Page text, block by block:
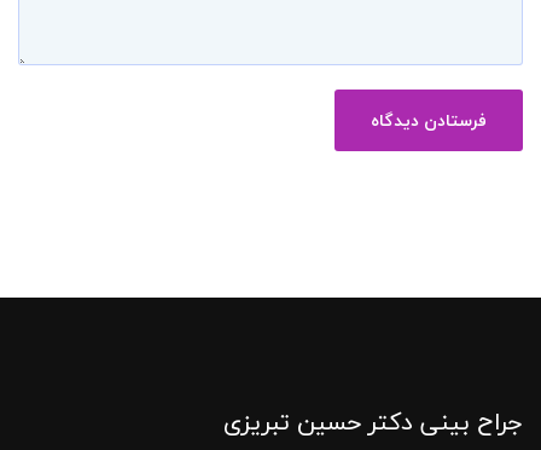
جراح بینی دکتر حسین تبریزی